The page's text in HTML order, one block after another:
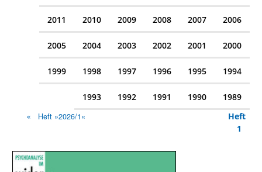
2011 2010 2009 2008 2007 2006
2005 2004 2003 2002 2001 2000
1999 1998 1997 1996 1995 1994
1993 1992 1991 1990 1989
Heft »2026/1«
Heft
1